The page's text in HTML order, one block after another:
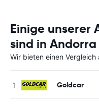
Einige unserer
sind in
Wir bieten einen
Goldcar